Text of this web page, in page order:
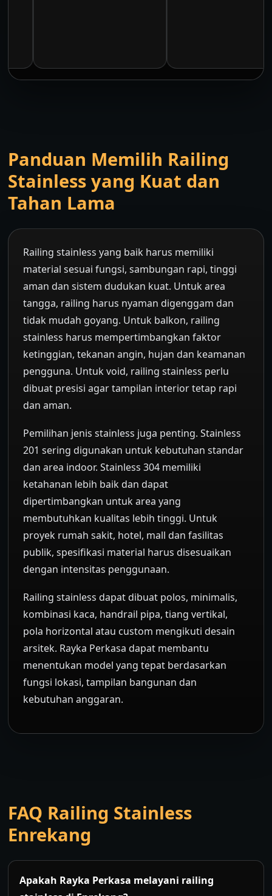
Panduan Memilih Railing
Stainless yang Kuat dan
Tahan Lama
Railing stainless yang baik harus memiliki
material sesuai fungsi, sambungan rapi, tinggi
aman dan sistem dudukan kuat. Untuk area
tangga, railing harus nyaman digenggam dan
tidak mudah goyang. Untuk balkon, railing
stainless harus mempertimbangkan faktor
ketinggian, tekanan angin, hujan dan keamanan
pengguna. Untuk void, railing stainless perlu
dibuat presisi agar tampilan interior tetap rapi
dan aman.
Pemilihan jenis stainless juga penting. Stainless
201 sering digunakan untuk kebutuhan standar
dan area indoor. Stainless 304 memiliki
ketahanan lebih baik dan dapat
dipertimbangkan untuk area yang
membutuhkan kualitas lebih tinggi. Untuk
proyek rumah sakit, hotel, mall dan fasilitas
publik, spesifikasi material harus disesuaikan
dengan intensitas penggunaan.
Railing stainless dapat dibuat polos, minimalis,
kombinasi kaca, handrail pipa, tiang vertikal,
pola horizontal atau custom mengikuti desain
arsitek. Rayka Perkasa dapat membantu
menentukan model yang tepat berdasarkan
fungsi lokasi, tampilan bangunan dan
kebutuhan anggaran.
FAQ Railing Stainless
Enrekang
Apakah Rayka Perkasa melayani railing